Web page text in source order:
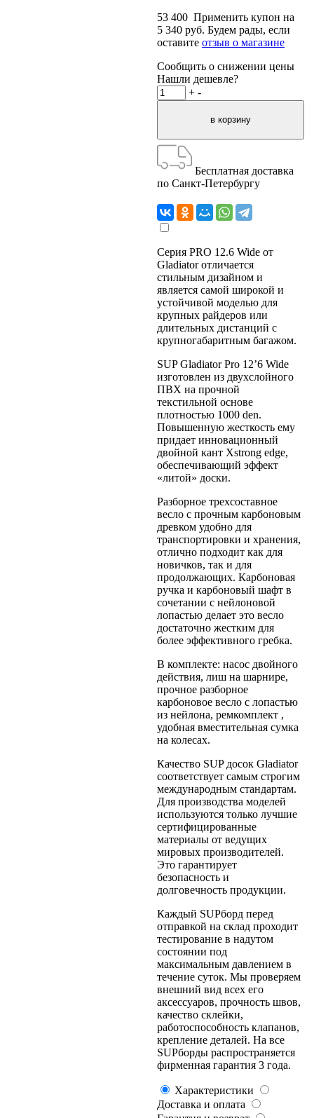
53 400 Применить купон на
5 340 руб. Будем рады, если
оставите отзыв о магазине
Сообщить о снижении цены
Нашли дешевле?
+ -
Бесплатная доставка
по Санкт-Петербургу
Серия PRO 12.6 Wide от
Gladiator отличается
стильным дизайном и
является самой широкой и
устойчивой моделью для
крупных райдеров или
длительных дистанций с
крупногабаритным багажом.
SUP Gladiator Pro 12’6 Wide
изготовлен из двухслойного
ПВХ на прочной
текстильной основе
плотностью 1000 den.
Повышенную жесткость ему
придает инновационный
двойной кант Xstrong edge,
обеспечивающий эффект
«литой» доски.
Разборное трехсоставное
весло с прочным карбоновым
древком удобно для
транспортировки и хранения,
отлично подходит как для
новичков, так и для
продолжающих. Карбоновая
ручка и карбоновый шафт в
сочетании с нейлоновой
лопастью делает это весло
достаточно жестким для
более эффективного гребка.
В комплекте: насос двойного
действия, лиш на шарнире,
прочное разборное
карбоновое весло с лопастью
из нейлона, ремкомплект ,
удобная вместительная сумка
на колесах.
Качество SUP досок Gladiator
соответствует самым строгим
международным стандартам.
Для производства моделей
используются только лучшие
сертифицированные
материалы от ведущих
мировых производителей.
Это гарантирует
безопасность и
долговечность продукции.
Каждый SUPборд перед
отправкой на склад проходит
тестирование в надутом
состоянии под
максимальным давлением в
течение суток. Мы проверяем
внешний вид всех его
аксессуаров, прочность швов,
качество склейки,
работоспособность клапанов,
крепление деталей. На все
SUPборды распространяется
фирменная гарантия 3 года.
Характеристики
Доставка и оплата